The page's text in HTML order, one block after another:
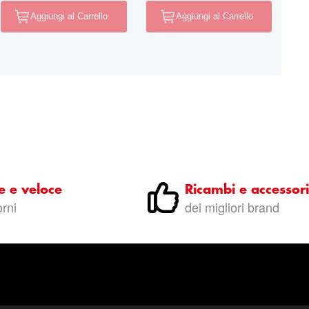
Aggiungi al Carrello Aggiungi al Carrello
e veloce Ricambi e accessori
dei migliori brand